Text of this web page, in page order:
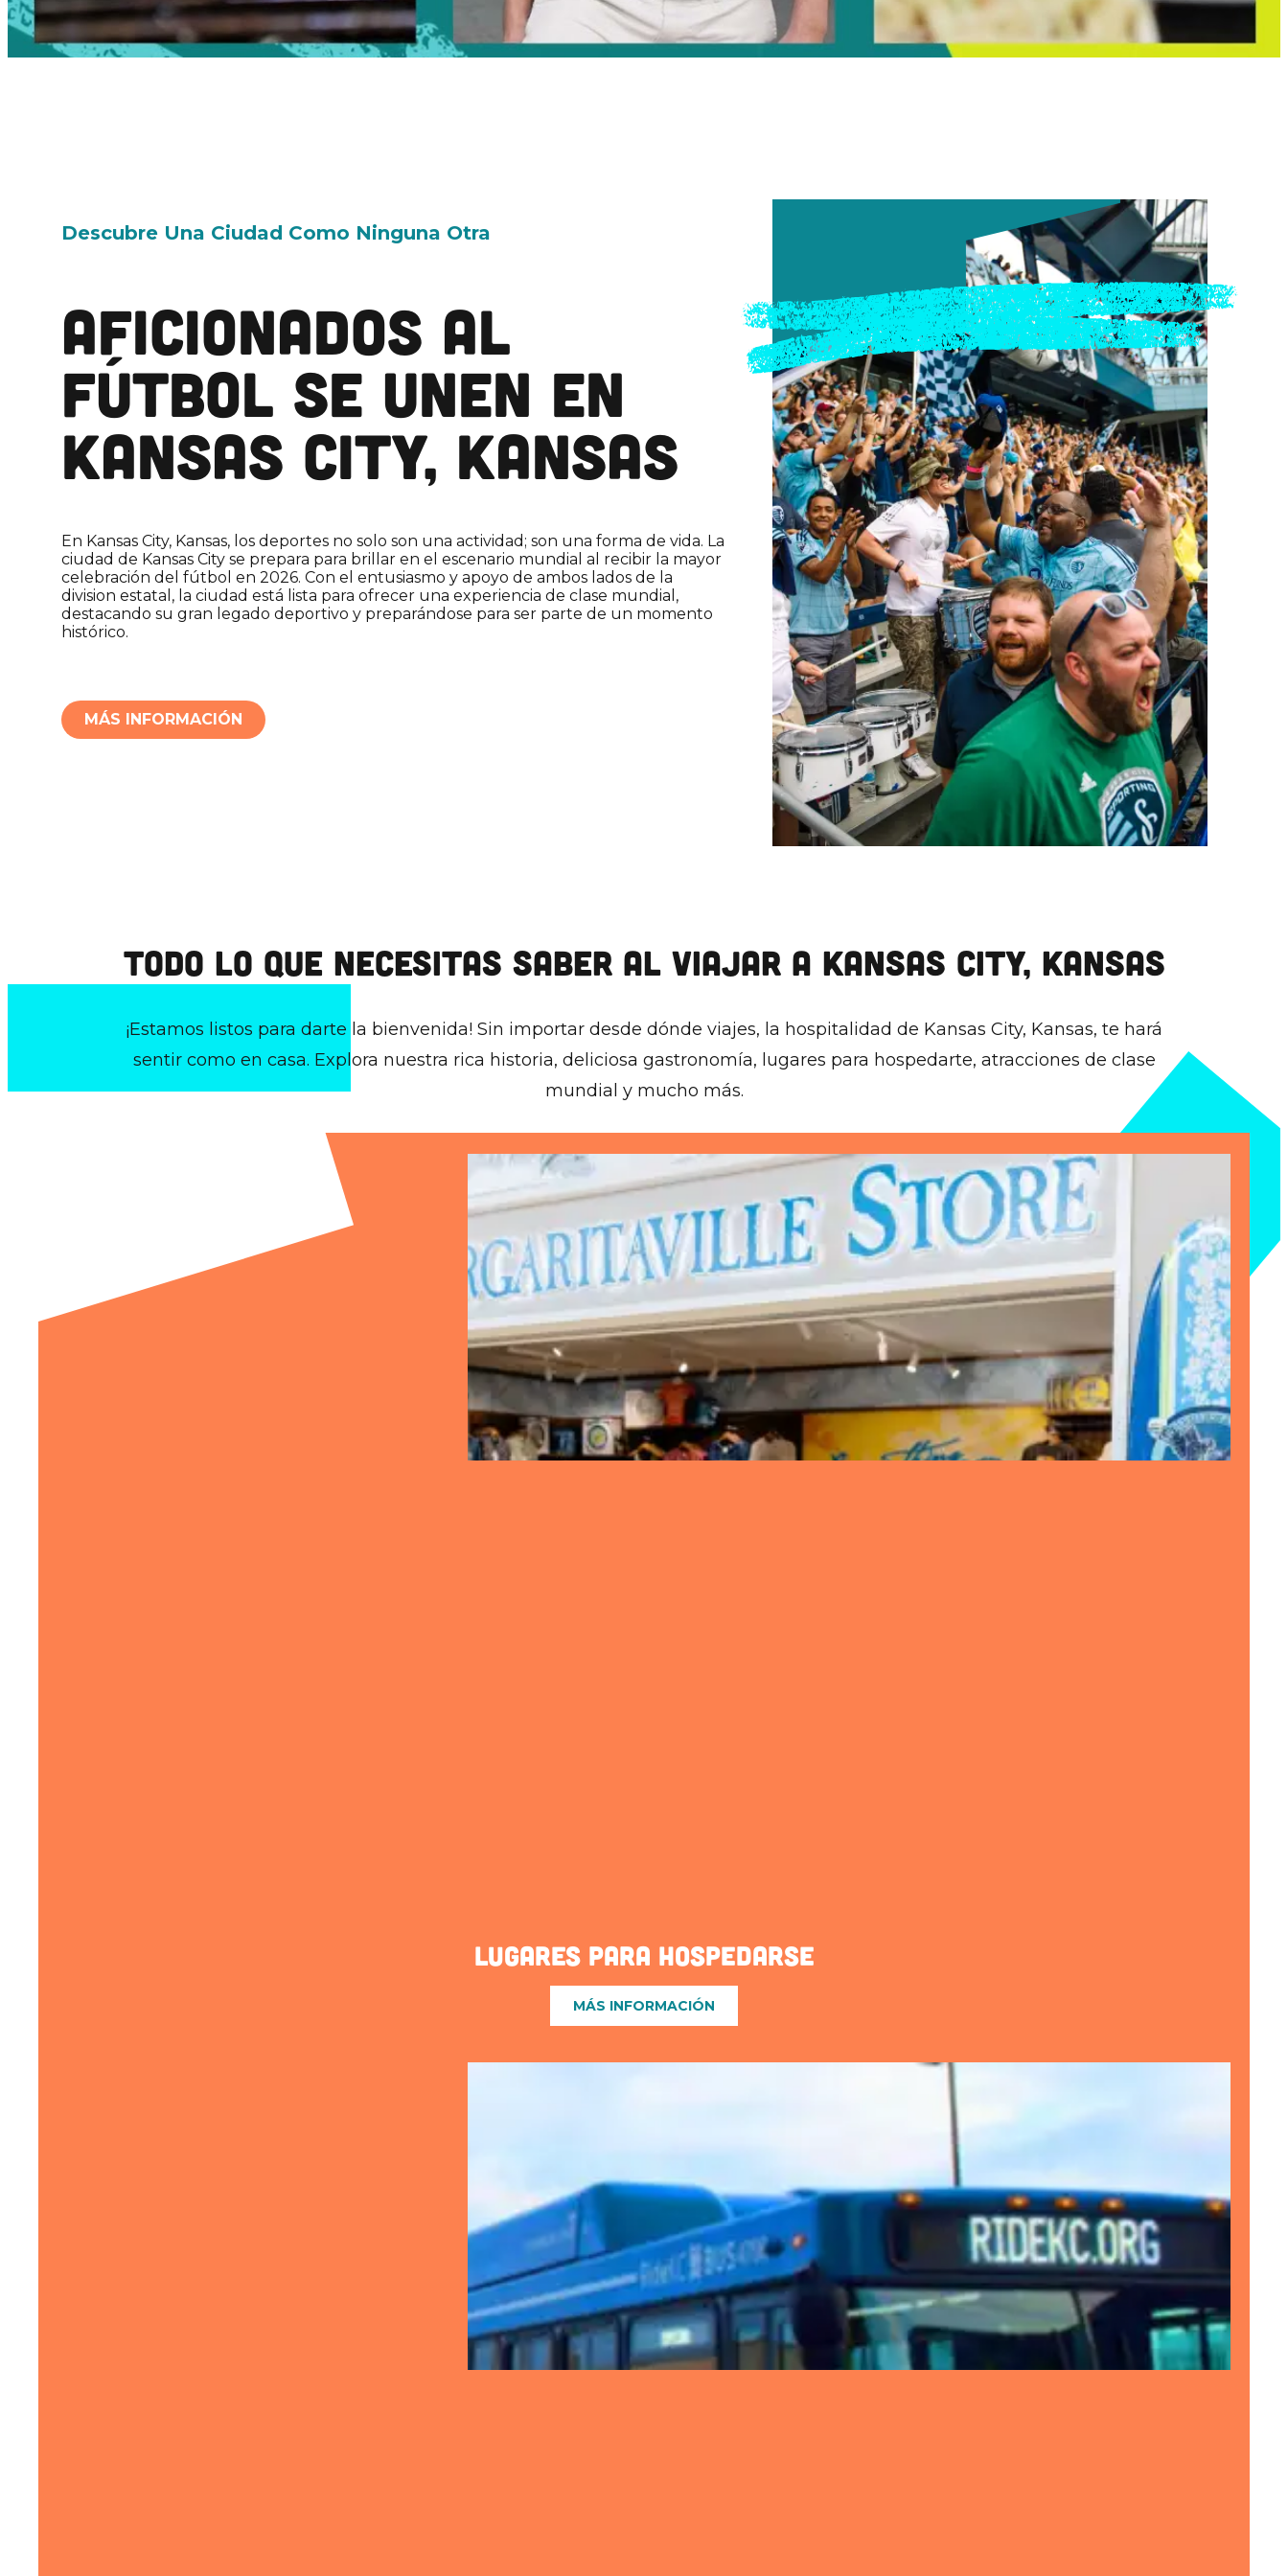
Descubre Una Ciudad Como Ninguna Otra
AFICIONADOS AL
FÚTBOL SE UNEN EN
KANSAS CITY, KANSAS
En Kansas City, Kansas, los deportes no solo son una actividad; son una forma de vida. La
ciudad de Kansas City se prepara para brillar en el escenario mundial al recibir la mayor
celebración del fútbol en 2026. Con el entusiasmo y apoyo de ambos lados de la
division estatal, la ciudad está lista para ofrecer una experiencia de clase mundial,
destacando su gran legado deportivo y preparándose para ser parte de un momento
histórico.
MÁS INFORMACIÓN
TODO LO QUE NECESITAS SABER AL VIAJAR A KANSAS CITY, KANSAS
¡Estamos listos para darte la bienvenida! Sin importar desde dónde viajes, la hospitalidad de Kansas City, Kansas, te hará
sentir como en casa. Explora nuestra rica historia, deliciosa gastronomía, lugares para hospedarte, atracciones de clase
mundial y mucho más.
LUGARES PARA HOSPEDARSE
MÁS INFORMACIÓN